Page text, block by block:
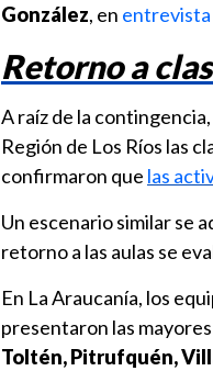
González, en entrevista
Retorno a
A raíz de la
Región de Los Ríos las
confirmaron que las
Un escenario similar se
retorno a las aulas se
En La Araucanía, los
presentaron las
Toltén, Pitrufquén,